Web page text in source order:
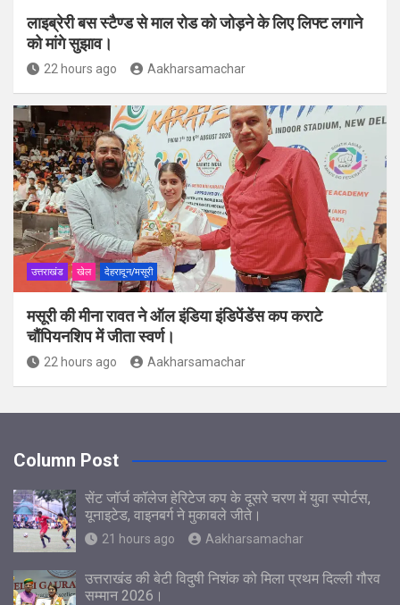
लाइब्रेरी बस स्टैण्ड से माल रोड को जोड़ने के लिए लिफ्ट लगाने
को मांगे सुझाव।
22 hours ago Aakharsamachar
उत्तराखंड खेल देहरादून/मसूरी
मसूरी की मीना रावत ने ऑल इंडिया इंडिपेंडेंस कप कराटे
चौंपियनशिप में जीता स्वर्ण।
22 hours ago Aakharsamachar
Column Post
सेंट जॉर्ज कॉलेज हेरिटेज कप के दूसरे चरण में युवा स्पोर्टस,
यूनाइटेड, वाइनबर्ग ने मुकाबले जीते।
21 hours ago Aakharsamachar
उत्तराखंड की बेटी विदुषी निशंक को मिला प्रथम दिल्ली गौरव
सम्मान 2026।